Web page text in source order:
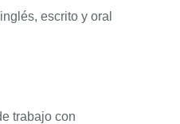
escrito y oral
trabajo con